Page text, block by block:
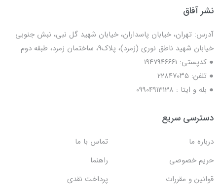
نشر آفاق
آدرس: تهران، خیابان پاسداران، خیابان شهید گل نبی، نبش جنوبی
خیابان شهید ناطق نوری (زمرد)، پلاک9، ساختمان زمرد، طبقه دوم
● کدپستی: ۱۹۴۷۹۴۶۶۶۱
● تلفن: ٢٢٨۴٧۰۳۵
● بله و ایتا : 09904913138
دسترسی سریع
درباره ما
تماس با ما
حریم خصوصی
راهنما
قوانین و مقررات
پرداخت نقدی